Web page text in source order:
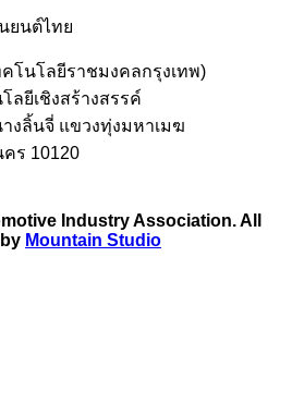
ยนต์ไทย
โนโลยีราชมงคลกรุงเทพ)
ลยีเชิงสร้างสรรค์
งลิ้นจี่ แขวงทุ่งมหาเมฆ
ร 10120
Industry Association. All
Mountain Studio